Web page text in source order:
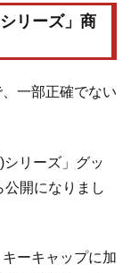
リーズ」商
一部正確でない
シリーズ」グッ
公開になりまし
ーキャップに加